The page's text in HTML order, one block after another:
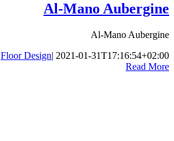
Al-Mano Aubergine
Al-Mano Aubergine
Floor Design| 2021-01-31T17:16:54+02:00
Read More